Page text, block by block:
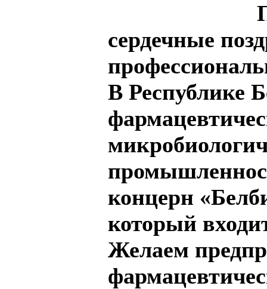
сердечные
В Республике
концерн
который
Желаем